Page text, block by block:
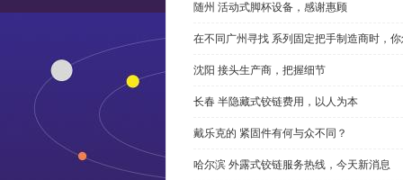
随州 活动式脚杯设备，感谢惠顾
在不同广州寻找 系列固定把手制造商时，
沈阳 接头生产商，把握细节
长春 半隐藏式铰链费用，以人为本
戴乐克的 紧固件有何与众不同？
哈尔滨 外露式铰链服务热线，今天新消息